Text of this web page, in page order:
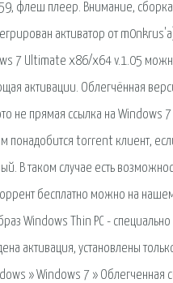
флеш плеер. Внимание, сборка
активатор от
7 Ultimate x86/x64 v.1.05
активации. Облегчённая
не прямая ссылка на Windows 7
понадобится torrent клиент,
В таком случае есть
бесплатно можно на
Windows Thin PC -
активация, установлены
» Windows 7 » Облегченная